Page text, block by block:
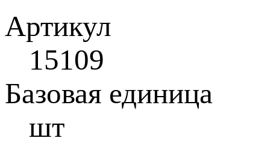
Артикул
15109
Базовая единица
шт